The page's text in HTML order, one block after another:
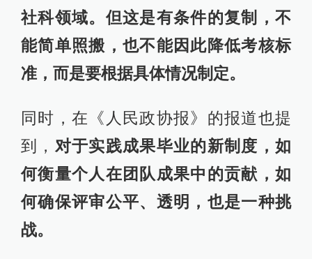
社科领域。但这是有条件的复制，不
能简单照搬，也不能因此降低考核标
准，而是要根据具体情况制定。
同时，在《人民政协报》的报道也提
到， 对于实践成果毕业的新制度，如
何衡量个人在团队成果中的贡献，如
何确保评审公平、透明，也是一种挑
战。